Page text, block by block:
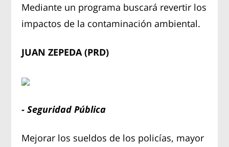
Mediante un programa buscará revertir los
impactos de la contaminación ambiental.
JUAN ZEPEDA (PRD)
- Seguridad Pública
Mejorar los sueldos de los policías, mayor